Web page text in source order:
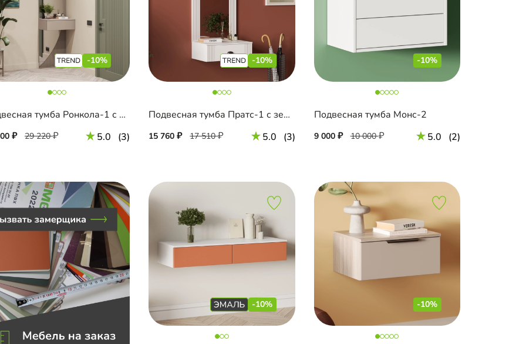
-10%
Подвесная тумба Ронкола-1 с зеркалом
29 220 5.0 (3)
-10%
Подвесная тумба Пратс-1 с зеркалом
15 760 17 510 5.0 (3)
-10%
Подвесная тумба Монс-2
9 000 10 000 5.0 (2)
-10% -10%